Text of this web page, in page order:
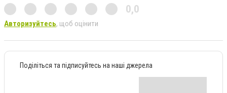
0,0
Авторизуйтесь, щоб оцінити
Поділіться та підписуйтесь на наші джерела